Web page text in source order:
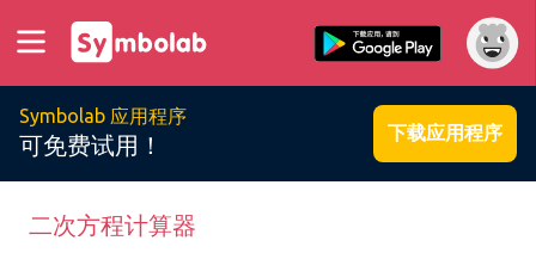
Symbolab 应用程序
可免费试用！ 下载应用程序
二次方程计算器